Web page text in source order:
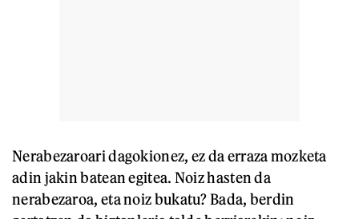
Nerabezaroari dagokionez, ez da erraza mozketa
adin jakin batean egitea. Noiz hasten da
nerabezaroa, eta noiz bukatu? Bada, berdin